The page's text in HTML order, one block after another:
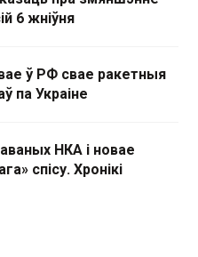
6 жніўня
ў РФ свае ракетныя
па Украіне
НКА і новае
спісу. Хронікі